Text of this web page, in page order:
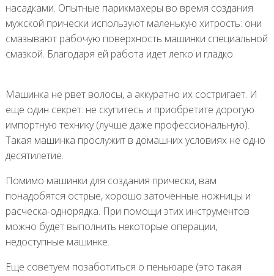
насадками. Опытные парикмахеры во время создания
мужской прически используют маленькую хитрость: они
смазывают рабочую поверхность машинки специальной
смазкой. Благодаря ей работа идет легко и гладко.
Машинка не рвет волосы, а аккуратно их состригает. И
еще один секрет: не скупитесь и приобретите дорогую
импортную технику (лучше даже профессиональную).
Такая машинка прослужит в домашних условиях не одно
десятилетие.
Помимо машинки для создания прически, вам
понадобятся острые, хорошо заточенные ножницы и
расческа-однорядка. При помощи этих инструментов
можно будет выполнить некоторые операции,
недоступные машинке.
Еще советуем позаботиться о пеньюаре (это такая